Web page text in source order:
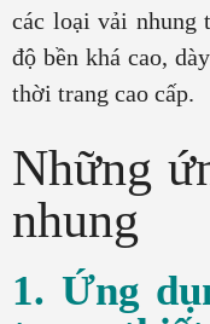
các loại vải nhung
độ bền khá cao,
thời trang cao cấp.
Những
nhung
1. Ứng